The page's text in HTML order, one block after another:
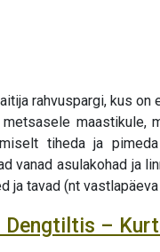
rahvuspargi, kus
maastikule,
tiheda ja
vanad asulakohad ja
tavad (nt
Dengtiltis –